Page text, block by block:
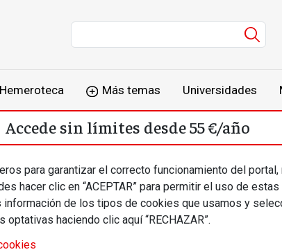
Hemeroteca Más temas Universidades
para garantizar el correcto funcionamiento del
hacer clic en “ACEPTAR” para permitir el uso de
información de los tipos de cookies que usamos y
haciendo clic aquí “RECHAZAR”.
Accede sin límites desde 55 €/año